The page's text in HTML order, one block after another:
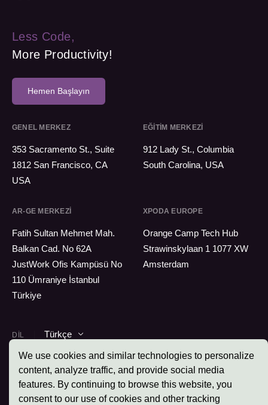
We use cookies and similar technologies to personalize
content, analyze traffic, and provide social media
features. By continuing to browse this website, you
consent to our use of cookies and other tracking
Less Code,
More Productivity!
Hemen Başlayın
GENEL MERKEZ
353 Sacramento St., Suite
1812 San Francisco, CA
USA
EĞİTİM MERKEZİ
912 Lady St., Columbia
South Carolina, USA
AR-GE MERKEZI
Fatih Sultan Mehmet Mah.
Balkan Cad. No 62A
JustWork Ofis Kampüsü No
110 Ümraniye İstanbul
Türkiye
XPODA EUROPE
Orange Camp Tech Hub
Strawinskylaan 1 1077 XW
Amsterdam
DIL Türkçe
Xpoda © 2026 - Tüm Hakları Saklıdır.